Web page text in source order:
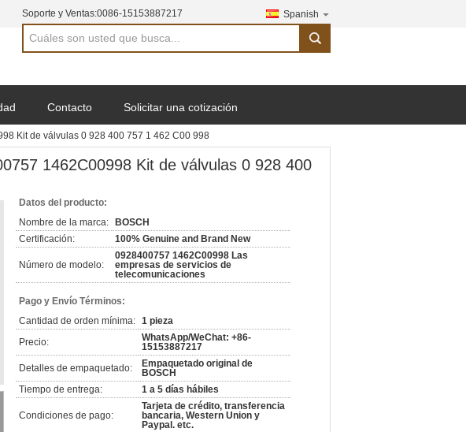
Soporte y Ventas:0086-15153887217 Spanish
search
Contacto Solicitar una cotización
Kit de válvulas 0 928 400 757 1 462 C00 998
1462C00998 Kit de válvulas 0 928 400
Datos del producto:
Nombre de la marca:
BOSCH
Certificación:
100% Genuine and Brand New
Número de modelo:
0928400757 1462C00998 Las
empresas de servicios de
telecomunicaciones
Pago y Envío Términos:
Cantidad de orden mínima: 1 pieza
Precio:
WhatsApp/WeChat: +86-
15153887217
Detalles de empaquetado:
Empaquetado original de
BOSCH
Tiempo de entrega:
1 a 5 días hábiles
Condiciones de pago:
Tarjeta de crédito, transferencia
bancaria, Western Union y
Paypal. etc.